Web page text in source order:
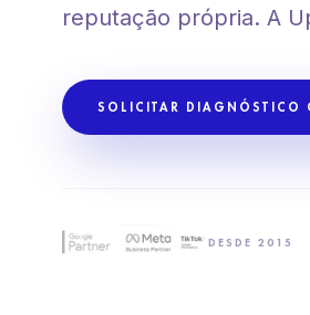
reputação própria. A
SOLICITAR DIAGNÓSTICO
DESDE 2015